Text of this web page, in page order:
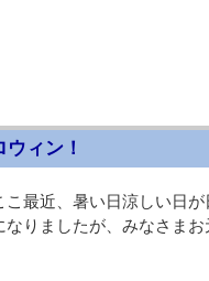
ウィン！
こ最近、暑い日涼しい日
なりましたが、みなさま